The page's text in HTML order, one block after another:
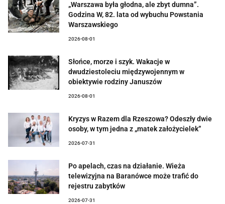
„Warszawa była głodna, ale zbyt dumna”.
Godzina W, 82. lata od wybuchu Powstania
Warszawskiego
2026-08-01
Słońce, morze i szyk. Wakacje w
dwudziestoleciu międzywojennym w
obiektywie rodziny Januszów
2026-08-01
Kryzys w Razem dla Rzeszowa? Odeszły dwie
osoby, w tym jedna z „matek założycielek”
2026-07-31
Po apelach, czas na działanie. Wieża
telewizyjna na Baranówce może trafić do
rejestru zabytków
2026-07-31